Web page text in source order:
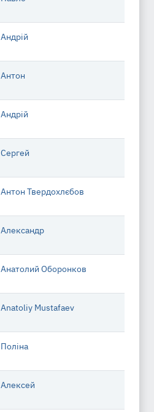
Андрій
Антон
Андрій
Сергей
Антон Твердохлєбов
Александр
Анатолий Оборонков
Anatoliy Mustafaev
Поліна
Алексей